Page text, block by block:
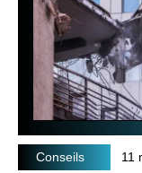
Conseils 11